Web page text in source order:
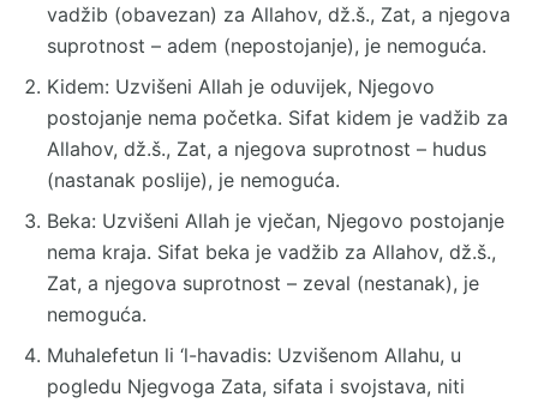
vadžib (obavezan) za Allahov, dž.š., Zat, a njegova
suprotnost – adem (nepostojanje), je nemoguća.
Kidem: Uzvišeni Allah je oduvijek, Njegovo
postojanje nema početka. Sifat kidem je vadžib za
Allahov, dž.š., Zat, a njegova suprotnost – hudus
(nastanak poslije), je nemoguća.
Beka: Uzvišeni Allah je vječan, Njegovo postojanje
nema kraja. Sifat beka je vadžib za Allahov, dž.š.,
Zat, a njegova suprotnost – zeval (nestanak), je
nemoguća.
Muhalefetun li ‘l-havadis: Uzvišenom Allahu, u
pogledu Njegvoga Zata, sifata i svojstava, niti